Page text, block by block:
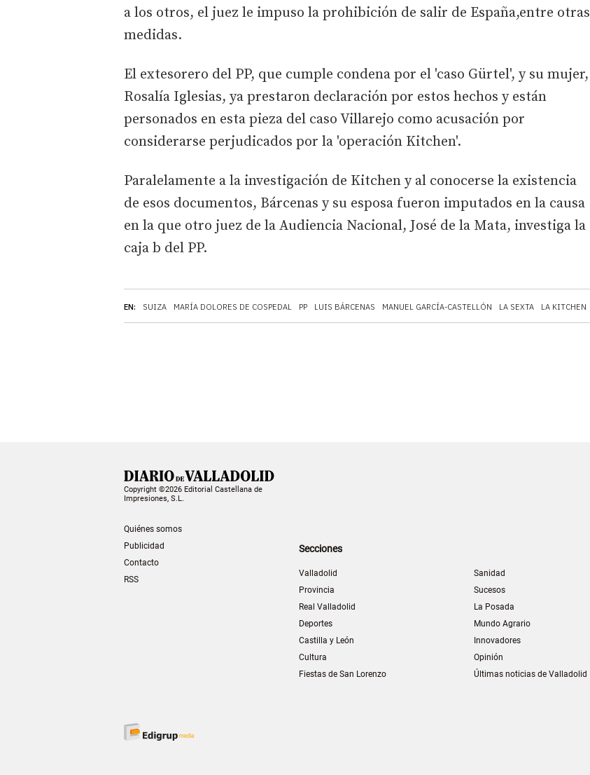
EN: SUIZA MARÍA DOLORES DE COSPEDAL PP LUIS BÁRCENAS MANUEL GARCÍA-CASTELLÓN LA SEXTA LA KITCHEN
a los otros, el juez le impuso la prohibición de salir de España,entre otras
medidas.
El extesorero del PP, que cumple condena por el 'caso Gürtel', y su mujer,
Rosalía Iglesias, ya prestaron declaración por estos hechos y están
personados en esta pieza del caso Villarejo como acusación por
considerarse perjudicados por la 'operación Kitchen'.
Paralelamente a la investigación de Kitchen y al conocerse la existencia
de esos documentos, Bárcenas y su esposa fueron imputados en la causa
en la que otro juez de la Audiencia Nacional, José de la Mata, investiga la
caja b del PP.
Copyright ©2026 Editorial Castellana de
Impresiones, S.L.
Quiénes somos
Publicidad
Contacto
RSS
Secciones
Valladolid
Provincia
Real Valladolid
Deportes
Castilla y León
Cultura
Fiestas de San Lorenzo
Sanidad
Sucesos
La Posada
Mundo Agrario
Innovadores
Opinión
Últimas noticias de Valladolid